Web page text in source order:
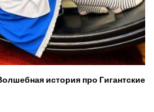
история про Гигантские